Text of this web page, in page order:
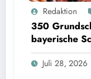
350 Grundschulkinder
Matthias Balk/Bayerisches
Redaktion
350
bayerische
Olympiapark
Juli 28, 2026